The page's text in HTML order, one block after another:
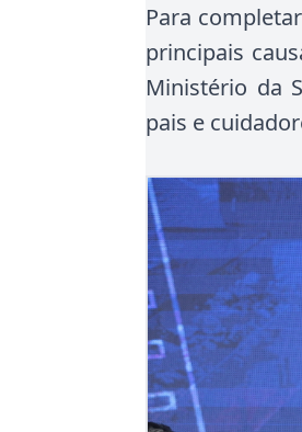
Para
principais
Ministério da
pais e